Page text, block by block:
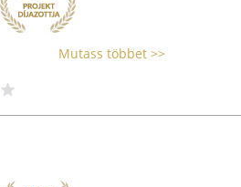
Mutass többet >>